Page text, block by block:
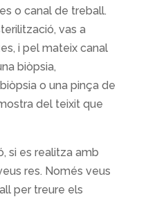
o canal de treball.
vas a
i pel mateix canal
biòpsia,
o una pinça de
del teixit que
si es realitza amb
res. Només veus
per treure els